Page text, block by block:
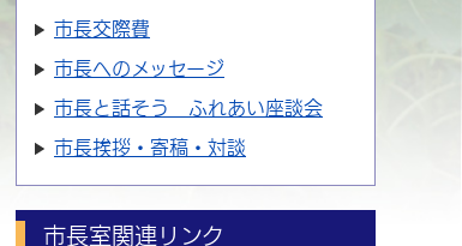
市長交際費
市長へのメッセージ
市長と話そう ふれあい座談会
市長挨拶・寄稿・対談
市長室関連リンク